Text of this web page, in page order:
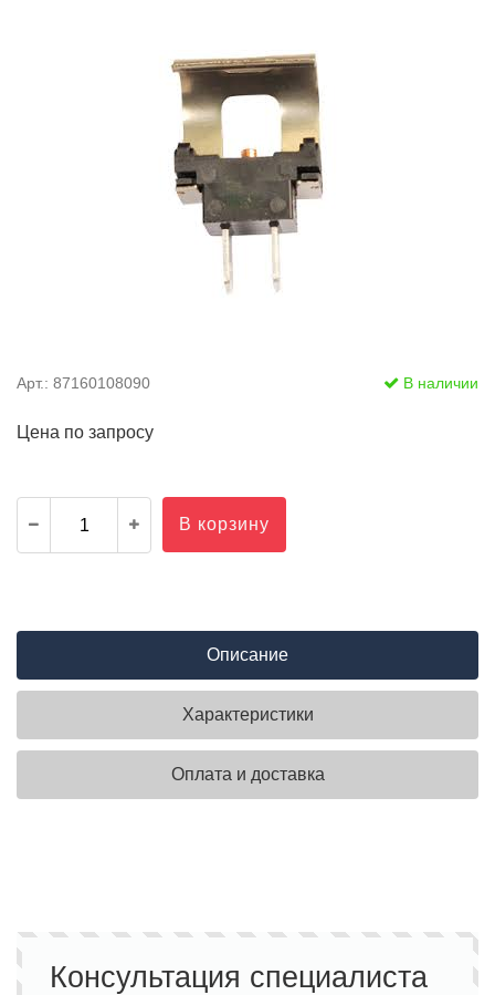
Арт.: 87160108090 В наличии
Цена по запросу
В корзину
Описание
Характеристики
Оплата и доставка
Консультация специалиста